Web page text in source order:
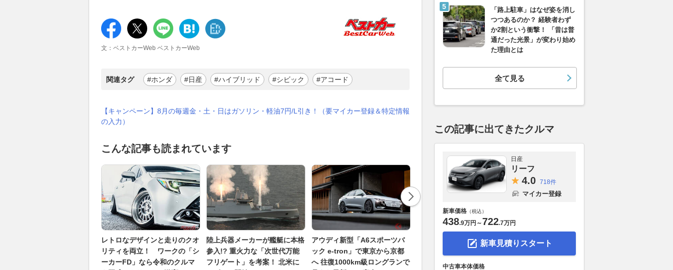
文：ベストカーWeb ベストカーWeb
関連タグ #ホンダ #日産 #ハイブリッド #シビック #アコード
【キャンペーン】8月の毎週金・土・日はガソリン・軽油7円/L引き！（要マイカー登録＆特定情報
の入力）
こんな記事も読まれています
レトロなデザインと走りのクオ
リティを両立！ ワークの「シ
ーカーFD」なら令和のクルマ
陸上兵器メーカーが艦艇に本格
参入!? 重火力な「次世代万能
フリゲート」を考案！ 北米に
アウディ新型「A6スポーツバ
ック e-tron」で東京から京都
へ 往復1000km級ロングランで
まもなくお盆シーズン 高速道
最大予想は45km 渋滞嫌いなら
純正パーツを移植した結果。メ
「路上駐車」はなぜ姿を消し
つつあるのか？ 経験者わず
か2割という衝撃！ 「昔は普
通だった光景」が変わり始め
た理由とは
全て見る
この記事に出てきたクルマ
日産
リーフ
4.0 718件
マイカー登録
新車価格 （税込）
438.9万円 ～722.7万円
新車見積りスタート
中古車本体価格